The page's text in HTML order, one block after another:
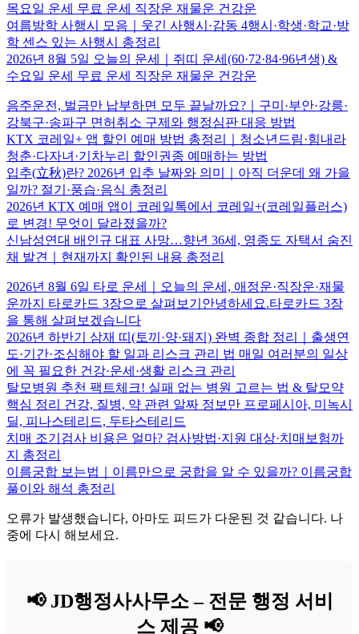
목요일 운세 무료 운세 직장운 재물운 건강운
여름방학 사행시 모음｜웃긴 사행시·감동 4행시·학생·학교·방
학 센스 있는 사행시 총정리
2026년 8월 5일 오늘의 운세｜쥐띠 운세(60·72·84·96년생) &
수요일 운세 무료 운세 직장운 재물운 건강운
음주운전, 벌금만 납부하면 모두 끝날까요?｜구미·부안·강릉·
강북구·송파구 면허취소 구제와 행정심판 대응 방법
KTX 코레일+ 앱 할인 예매 방법 총정리｜청소년드림·힘내라
청춘·다자녀·기차누리 할인권종 예매하는 방법
입추(立秋)란? 2026년 입추 날짜와 의미｜아직 더운데 왜 가을
일까? 절기·풍습·음식 총정리
2026년 KTX 예매 앱이 코레일톡에서 코레일+(코레일플러스)
로 변경! 무엇이 달라졌을까?
신남성연대 배인규 대표 사망…향년 36세, 영종도 자택서 숨진
채 발견｜현재까지 확인된 내용 총정리
2026년 8월 6일 타로 운세｜오늘의 운세, 애정운·직장운·재물
운까지 타로카드 3장으로 살펴보기안녕하세요.타로카드 3장
을 통해 살펴보겠습니다
2026년 하반기 삼재 띠(토끼·양·돼지) 완벽 종합 정리｜출생연
도·기간·조심해야 할 일과 리스크 관리 법 매일 여러분의 일상
에 꼭 필요한 건강·운세·생활 리스크 관리
탈모병원 추천 팩트체크! 실패 없는 병원 고르는 법 & 탈모약
핵심 정리 건강, 질병, 약 관련 알짜 정보만 프로페시아, 미녹시
딜, 피나스테리드, 두타스테리드
치매 조기검사 비용은 얼마? 검사방법·지원 대상·치매보험까
지 총정리
이름궁합 보는법｜이름만으로 궁합을 알 수 있을까? 이름궁합
풀이와 해석 총정리
오류가 발생했습니다, 아마도 피드가 다운된 것 같습니다. 나
중에 다시 해보세요.
📢 JD행정사사무소 – 전문 행정 서비
스 제공 📢